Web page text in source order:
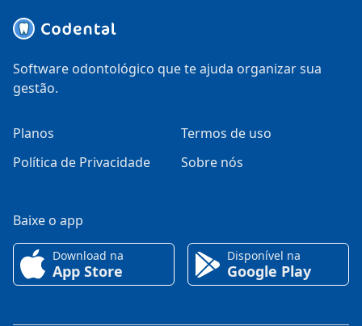
Software odontológico que te ajuda organizar sua
gestão.
Planos
Termos de uso
Política de Privacidade
Sobre nós
Baixe o app
Download na
App Store
Disponível na
Google Play